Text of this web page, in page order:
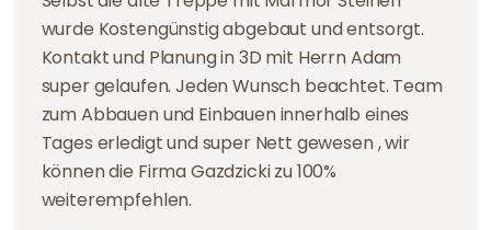
wurde Kostengünstig abgebaut und entsorgt.
Kontakt und Planung in 3D mit Herrn Adam
super gelaufen. Jeden Wunsch beachtet. Team
zum Abbauen und Einbauen innerhalb eines
Tages erledigt und super Nett gewesen , wir
können die Firma Gazdzicki zu 100%
weiterempfehlen.